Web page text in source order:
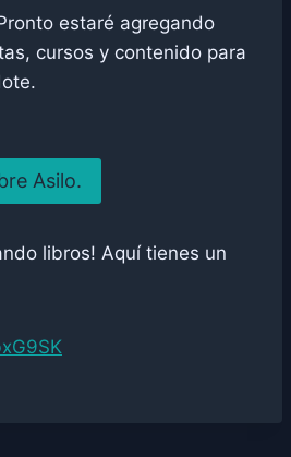
estaré agregando
cursos y contenido para
Asilo.
libros! Aquí tienes un